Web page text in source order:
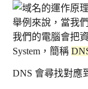
舉例來說，當我
我們的電腦會把
System，簡稱
DNS 會尋找對應